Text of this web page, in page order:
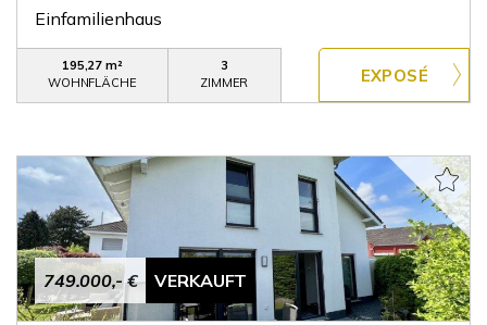
Einfamilienhaus
195,27 m²
WOHNFLÄCHE
3
ZIMMER
749.000,- € VERKAUFT